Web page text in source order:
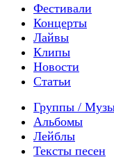
Фестивали
Концерты
Лайвы
Клипы
Новости
Статьи
Группы /
Альбомы
Лейблы
Тексты песен